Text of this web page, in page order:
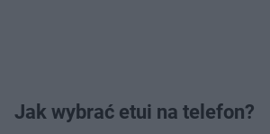
Jak wybrać etui na telefon?